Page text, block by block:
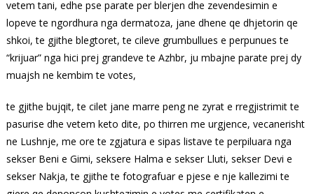
vetem tani, edhe pse parate per blerjen dhe zevendesimin e
lopeve te ngordhura nga dermatoza, jane dhene qe dhjetorin qe
shkoi, te gjithe blegtoret, te cileve grumbullues e perpunues te
“krijuar” nga hici prej grandeve te Azhbr, ju mbajne parate prej dy
muajsh ne kembim te votes,
te gjithe bujqit, te cilet jane marre peng ne zyrat e rregjistrimit te
pasurise dhe vetem keto dite, po thirren me urgjence, vecanerisht
ne Lushnje, me ore te zgjatura e sipas listave te perpiluara nga
sekser Beni e Gimi, seksere Halma e sekser Lluti, sekser Devi e
sekser Nakja, te gjithe te fotografuar e pjese e nje kallezimi te